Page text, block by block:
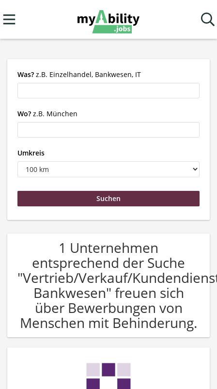
Was? z.B. Einzelhandel, Bankwesen, IT
Wo? z.B. München
Umkreis
1 Unternehmen
entsprechend der Suche
"Vertrieb/Verkauf/
Bankwesen" freuen sich
über Bewerbungen von
Menschen mit Behinderung.